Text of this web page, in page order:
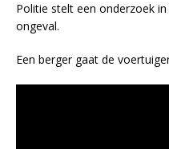
Politie stelt een onderzoek
ongeval.
Een berger gaat de